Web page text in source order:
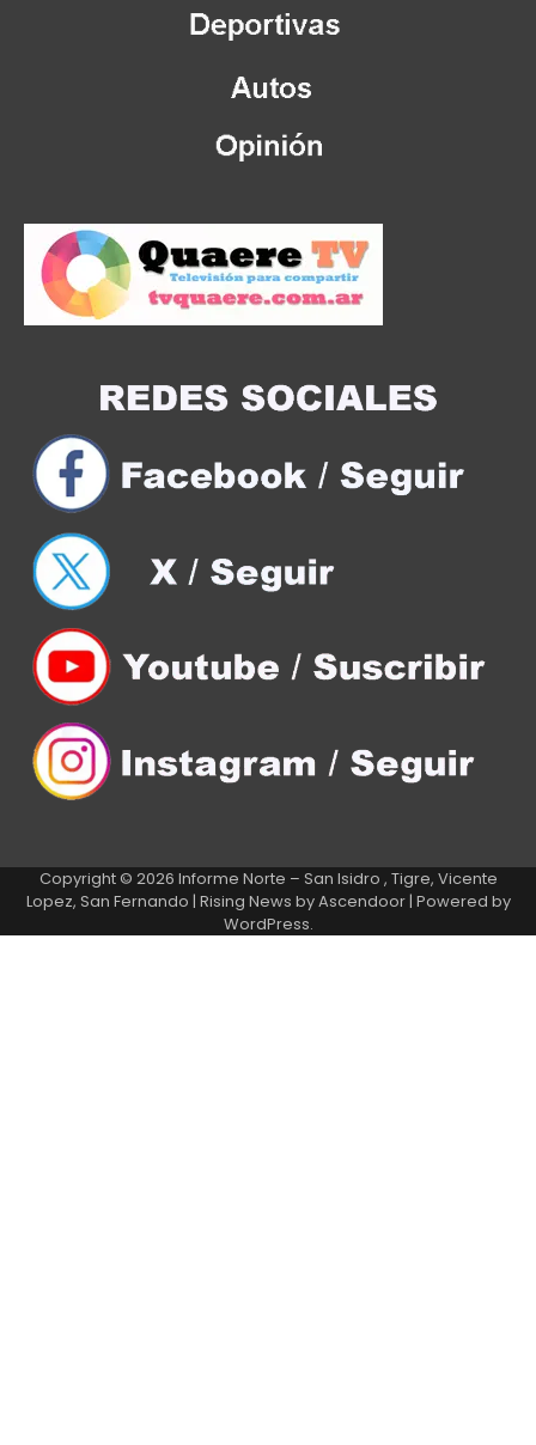
Copyright © 2026 Informe Norte – San Isidro , Tigre, Vicente
Lopez, San Fernando | Rising News byAscendoor| Powered by
WordPress.